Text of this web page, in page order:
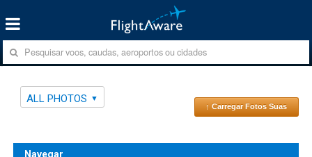
ALL PHOTOS
↑ Carregar Fotos Suas
Navegar